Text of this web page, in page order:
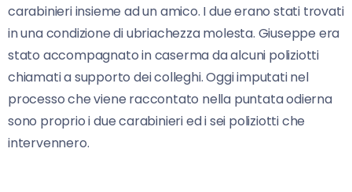
carabinieri insieme ad un amico. I due erano stati trovati
in una condizione di ubriachezza molesta. Giuseppe era
stato accompagnato in caserma da alcuni poliziotti
chiamati a supporto dei colleghi. Oggi imputati nel
processo che viene raccontato nella puntata odierna
sono proprio i due carabinieri ed i sei poliziotti che
intervennero.